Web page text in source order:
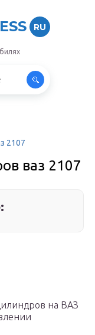
RU
2107
ваз 2107
на ВАЗ